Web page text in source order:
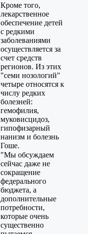
Кроме того,
лекарственное
обеспечение детей
с редкими
заболеваниями
осуществляется за
счет средств
регионов. Из этих
"семи нозологий"
четыре относятся к
числу редких
болезней:
гемофилия,
муковисцидоз,
гипофизарный
нанизм и болезнь
Гоше.
"Мы обсуждаем
сейчас даже не
сокращение
федерального
бюджета, а
дополнительные
потребности,
которые очень
существенно